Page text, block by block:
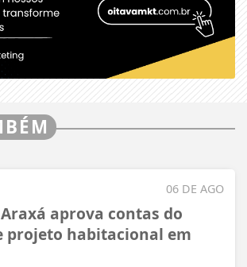
06 DE AGO
aprova contas do
projeto habitacional em